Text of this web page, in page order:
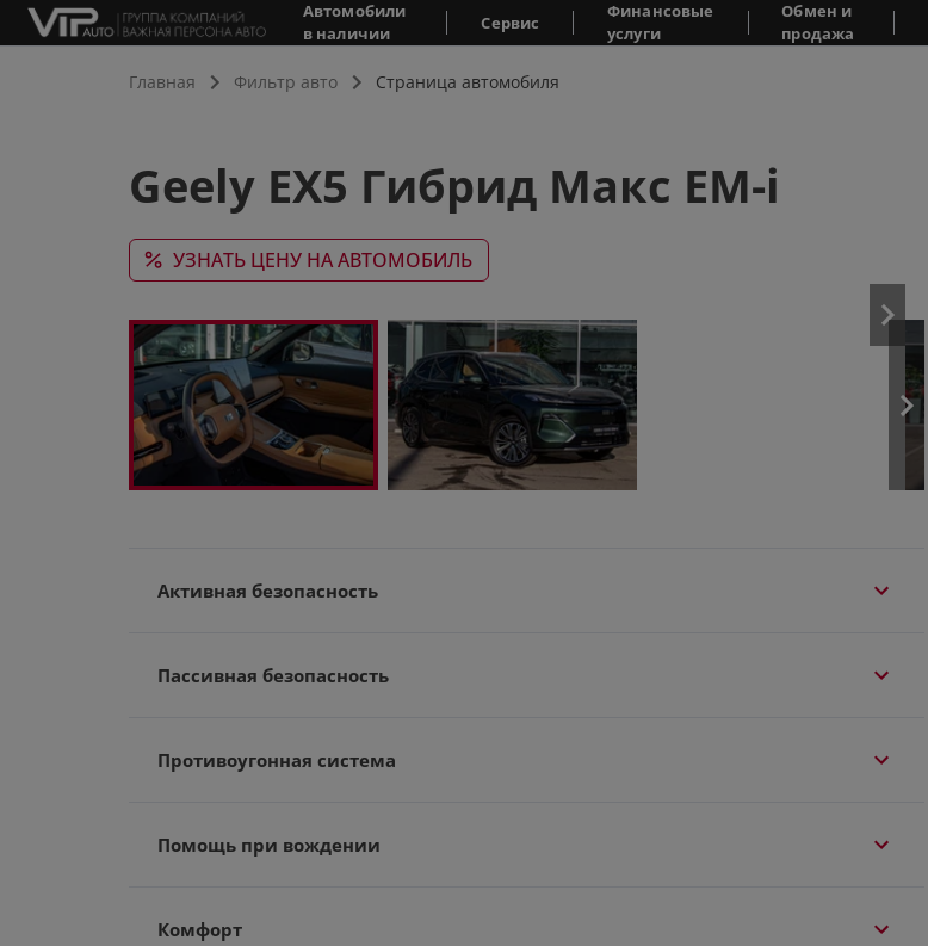
Автомобили
в наличии
Сервис
Финансовые
услуги
Обмен и
продажа
Главная Фильтр авто Страница автомобиля
Geely EX5 Гибрид Макс EM-i
УЗНАТЬ ЦЕНУ НА АВТОМОБИЛЬ
Активная безопасность
Пассивная безопасность
Противоугонная система
Помощь при вождении
Комфорт